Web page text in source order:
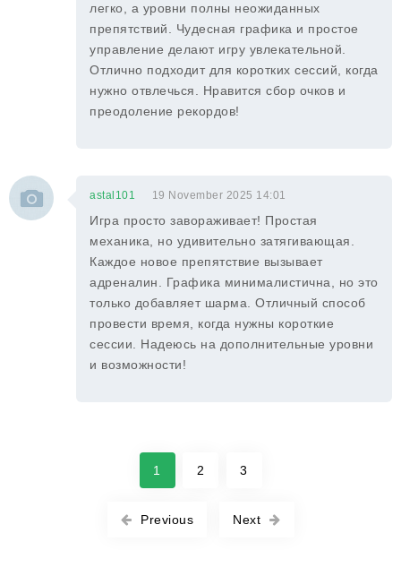
легко, а уровни полны неожиданных
препятствий. Чудесная графика и простое
управление делают игру увлекательной.
Отлично подходит для коротких сессий, когда
нужно отвлечься. Нравится сбор очков и
преодоление рекордов!
astal101 19 November 2025 14:01
Игра просто завораживает! Простая
механика, но удивительно затягивающая.
Каждое новое препятствие вызывает
адреналин. Графика минималистична, но это
только добавляет шарма. Отличный способ
провести время, когда нужны короткие
сессии. Надеюсь на дополнительные уровни
и возможности!
Previous
1 2 3
Next